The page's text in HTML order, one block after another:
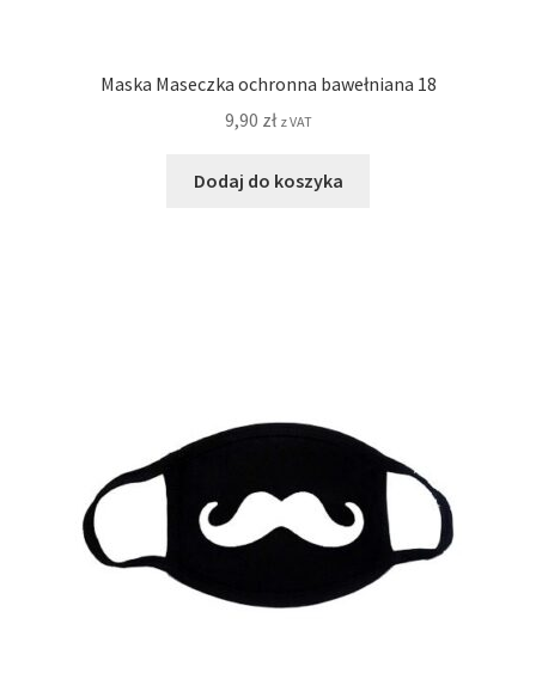
Maska Maseczka ochronna bawełniana 18
9,90 zł z VAT
Dodaj do koszyka